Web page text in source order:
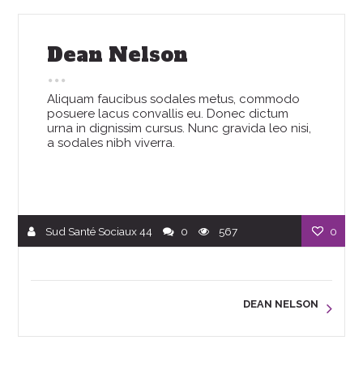
Dean Nelson
Aliquam faucibus sodales metus, commodo
posuere lacus convallis eu. Donec dictum
urna in dignissim cursus. Nunc gravida leo nisi,
a sodales nibh viverra.
Sud Santé Sociaux 44 0 567 0
DEAN NELSON